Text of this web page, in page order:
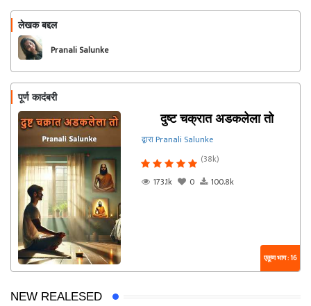
लेखक बद्दल
Pranali Salunke
पूर्ण कादंबरी
दुष्ट चक्रात अडकलेला तो
द्वारा Pranali Salunke
(38k)
173.1k
0 100.8k
एकूण भाग : 16
NEW REALESED